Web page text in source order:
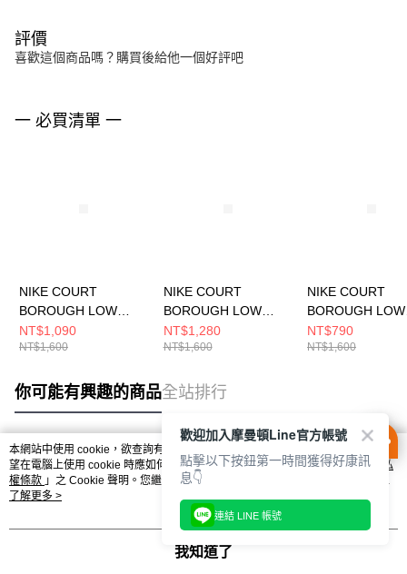
評價
喜歡這個商品嗎？購買後給他一個好評吧
一 必買清單 一
NIKE COURT
BOROUGH LOW
RECRAFT (PS) 中大
童 休閒鞋 DV5457135
NT$1,090
NT$1,600
NIKE COURT
BOROUGH LOW
RECRAFT (PS) 中大
童 休閒鞋 DV5457104
NT$1,280
NT$1,600
NIKE COURT
BOROUGH LOW
RECRAFT (PS)
童 休閒鞋
NT$790
NT$1,600
你可能有興趣的商品全站排行
熱門標籤
本網站中使用 cookie，欲查詢有關本網站使用 cookie 方式之詳情，及若您不希
望在電腦上使用 cookie 時應如何變更電腦的 cookie 設定，請參閱本網站「
隱私
權條款 」之 Cookie 聲明。您繼續使用本網站即表示您同意本公司得按本網站使
用條款之 Cookie 聲明使用 cookie。
了解更多 >
我知道了
歡迎加入摩曼頓Line官方帳號
點擊以下按鈕第一時間獲得好康訊
息👇
連結 LINE 帳號